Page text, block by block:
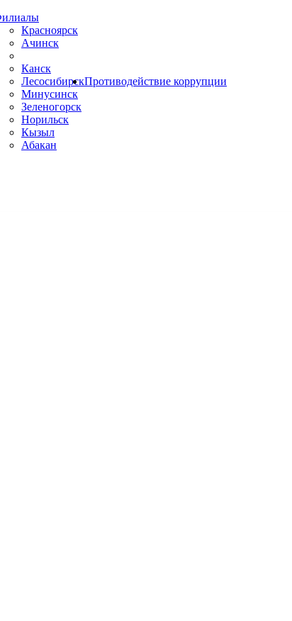
Красноярск
Ачинск
Канск
Лесосибирск
Минусинск
Зеленогорск
Норильск
Кызыл
Абакан
Противодействие коррупции